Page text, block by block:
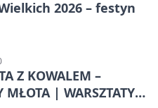
2026 – festyn
Z KOWALEM –
MŁOTA | WARSZTATY